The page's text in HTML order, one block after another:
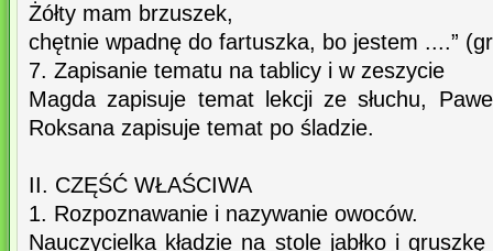
Żółty mam brzuszek,
chętnie wpadnę do fartuszka, bo jestem ....”
7. Zapisanie tematu na tablicy i w zeszycie
Magda zapisuje temat lekcji ze słuchu,
Roksana zapisuje temat po śladzie.
II. CZĘŚĆ WŁAŚCIWA
1. Rozpoznawanie i nazywanie owoców.
Nauczycielka kładzie na stole jabłko i